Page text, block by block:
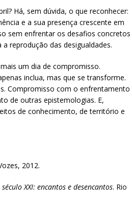
Há, sem dúvida, o que reconhecer:
e a sua presença crescente em
sem enfrentar os desafios concretos
reprodução das desigualdades.
um dia de compromisso.
inclua, mas que se transforme.
Compromisso com o enfrentamento
de outras epistemologias. E,
de conhecimento, de território e
2012.
XXI: encantos e desencantos. Rio